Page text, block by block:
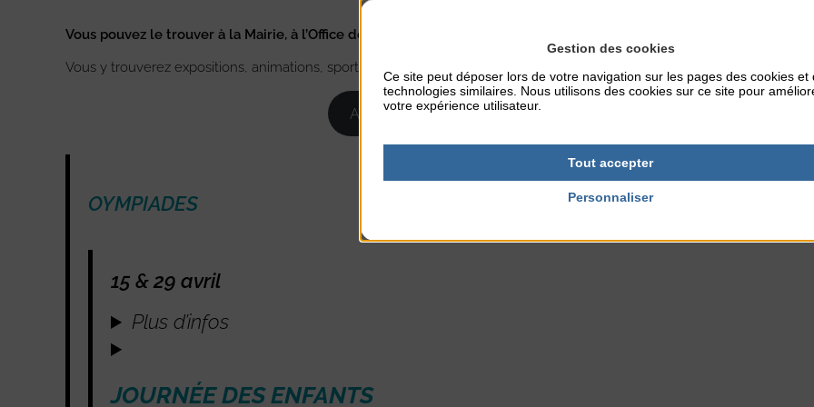
Vous pouvez le trouver à la Mairie, à l’Office de Tourisme et bientôt chez vos commerçants.
Vous y trouverez expositions, animations, sports, événements culturels, cinéma, concerts, théâtre, etc…
Agenda du printemps
OYMPIADES
15 & 29 avril
Plus d’infos
JOURNÉE DES ENFANTS
Gestion des cookies
Ce site peut déposer lors de votre navigation sur les pages des cookies et
technologies similaires. Nous utilisons des cookies sur ce site pour
votre expérience utilisateur.
Tout accepter
Personnaliser